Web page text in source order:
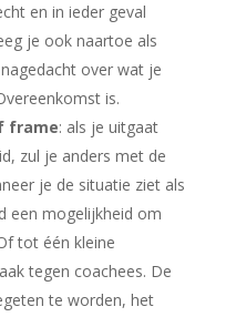
en in ieder geval
je ook naartoe als
over wat je
is.
frame: als je uitgaat
zul je anders met de
je de situatie ziet als
een mogelijkheid om
tot één kleine
tegen coachees. De
te worden, het